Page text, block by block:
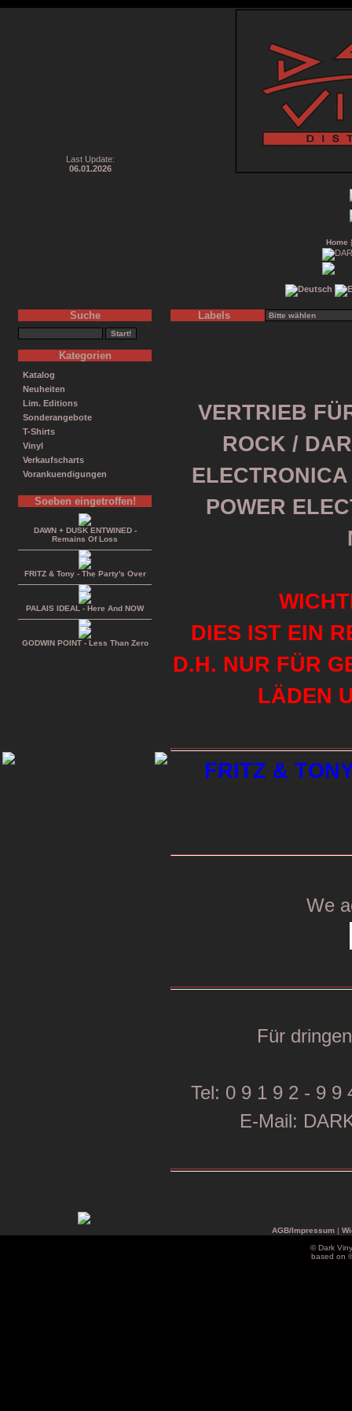
Last Update:
06.01.2026
Home
Suche
Kategorien
Katalog
Neuheiten
Lim. Editions
Sonderangebote
T-Shirts
Vinyl
Verkaufscharts
Vorankuendigungen
Soeben eingetroffen!
DAWN + DUSK ENTWINED -
Remains Of Loss
FRITZ & Tony - The Party's Over
PALAIS IDEAL - Here And NOW
GODWIN POINT - Less Than Zero
Labels
VERTRIEB
ROCK /
POWER
DIES IST EIN
D.H. NUR FÜR
LÄDEN
FRITZ &
We
Für
Tel: 0 9 1 9 2 - 9 9
E-Mail:
AGB/Impressum|
© Dark
based on